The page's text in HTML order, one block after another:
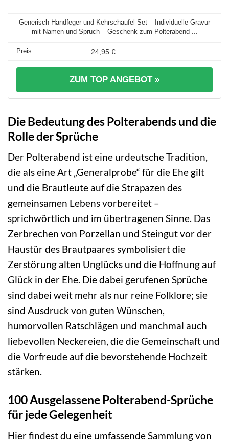
Generisch Handfeger und Kehrschaufel Set – Individuelle Gravur
mit Namen und Spruch – Geschenk zum Polterabend ...
24,95 €
ZUM TOP ANGEBOT »
Die Bedeutung des Polterabends und die
Rolle der Sprüche
Der Polterabend ist eine urdeutsche Tradition,
die als eine Art „Generalprobe“ für die Ehe gilt
und die Brautleute auf die Strapazen des
gemeinsamen Lebens vorbereitet –
sprichwörtlich und im übertragenen Sinne. Das
Zerbrechen von Porzellan und Steingut vor der
Haustür des Brautpaares symbolisiert die
Zerstörung alten Unglücks und die Hoffnung auf
Glück in der Ehe. Die dabei gerufenen Sprüche
sind dabei weit mehr als nur reine Folklore; sie
sind Ausdruck von guten Wünschen,
humorvollen Ratschlägen und manchmal auch
liebevollen Neckereien, die die Gemeinschaft und
die Vorfreude auf die bevorstehende Hochzeit
stärken.
100 Ausgelassene Polterabend-Sprüche
für jede Gelegenheit
Hier findest du eine umfassende Sammlung von